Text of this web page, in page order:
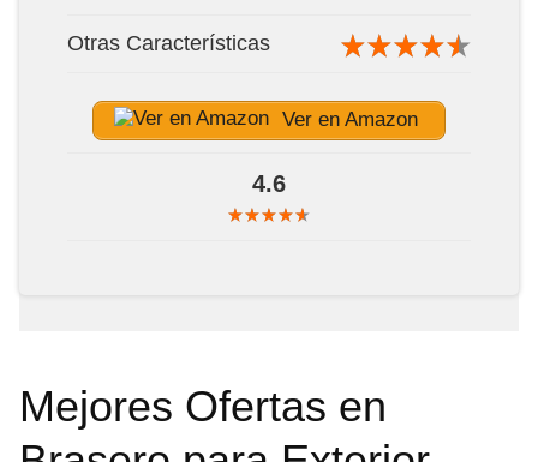
Otras Características
Ver en Amazon
4.6
Mejores Ofertas en